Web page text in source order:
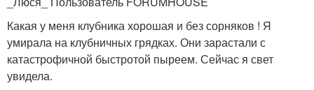
Какая у меня клубника хорошая и без сорняков ! Я
умирала на клубничных грядках. Они зарастали с
катастрофичной быстротой пыреем. Сейчас я свет
увидела.